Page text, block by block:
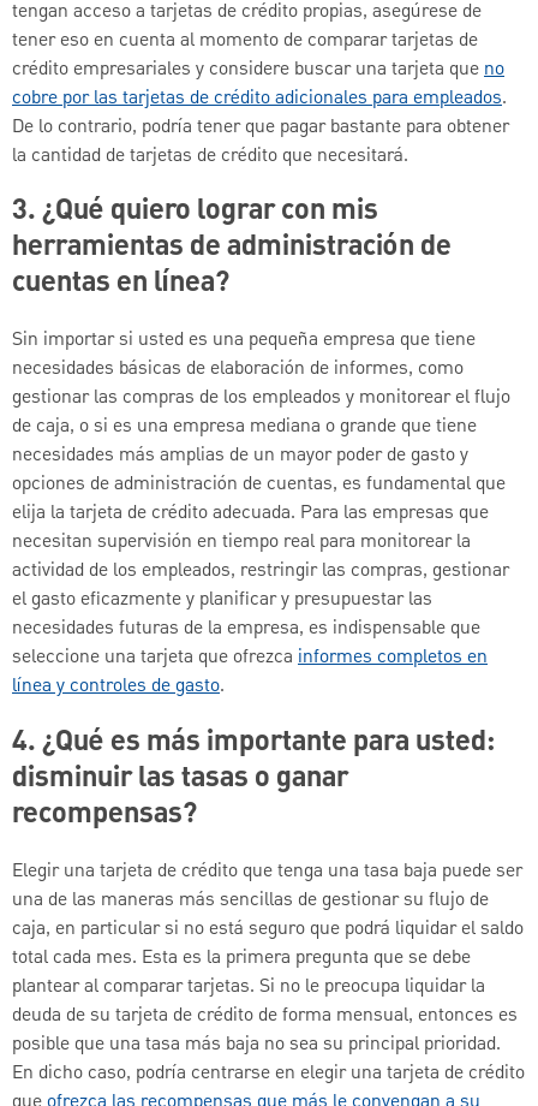
tengan acceso a tarjetas de crédito propias, asegúrese de
tener eso en cuenta al momento de comparar tarjetas de
crédito empresariales y considere buscar una tarjeta queno
cobre por las tarjetas de crédito adicionales para empleados.
De lo contrario, podría tener que pagar bastante para obtener
la cantidad de tarjetas de crédito que necesitará.
3. ¿Qué quiero lograr con mis
herramientas de administración de
cuentas en línea?
Sin importar si usted es una pequeña empresa que tiene
necesidades básicas de elaboración de informes, como
gestionar las compras de los empleados y monitorear el flujo
de caja, o si es una empresa mediana o grande que tiene
necesidades más amplias de un mayor poder de gasto y
opciones de administración de cuentas, es fundamental que
elija la tarjeta de crédito adecuada. Para las empresas que
necesitan supervisión en tiempo real para monitorear la
actividad de los empleados, restringir las compras, gestionar
el gasto eficazmente y planificar y presupuestar las
necesidades futuras de la empresa, es indispensable que
seleccione una tarjeta que ofrezca informes completos en
línea y controles de gasto.
4. ¿Qué es más importante para usted:
disminuir las tasas o ganar
recompensas?
Elegir una tarjeta de crédito que tenga una tasa baja puede ser
una de las maneras más sencillas de gestionar su flujo de
caja, en particular si no está seguro que podrá liquidar el saldo
total cada mes. Esta es la primera pregunta que se debe
plantear al comparar tarjetas. Si no le preocupa liquidar la
deuda de su tarjeta de crédito de forma mensual, entonces es
posible que una tasa más baja no sea su principal prioridad.
En dicho caso, podría centrarse en elegir una tarjeta de crédito